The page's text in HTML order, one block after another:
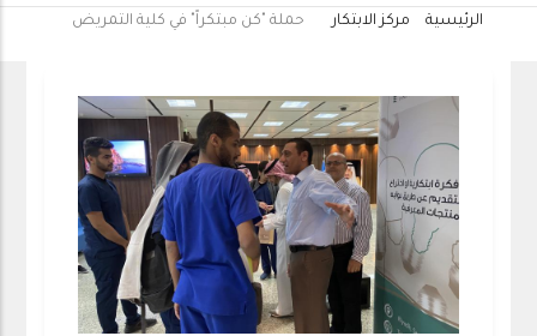
الرئيسية مركز الابتكار حملة "كن مبتكراً" في كلية التمريض